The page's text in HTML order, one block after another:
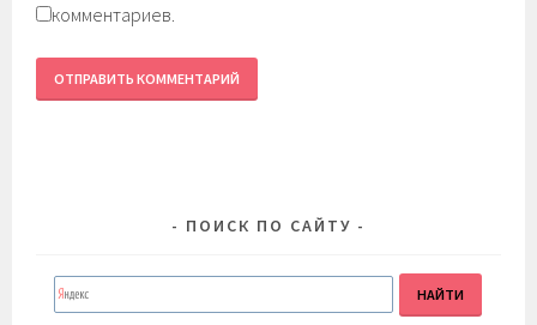
комментариев.
ПОИСК ПО САЙТУ